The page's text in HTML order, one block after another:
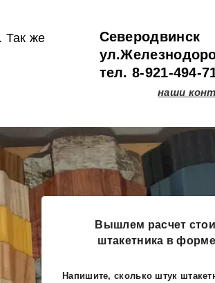
Так же
Северодвинск
тел. 8-921-494-
наши
Вышлем расчет
штакетника в
Напишите, сколько штук